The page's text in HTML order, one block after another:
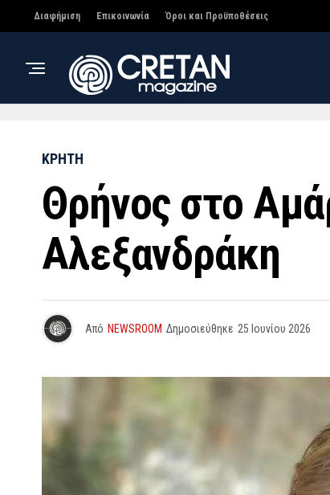
Διαφήμιση Επικοινωνία Όροι και Προϋποθέσεις
ΚΡΗΤΗ
Θρήνος στο
Αλεξανδράκη
Από NEWSROOM Δημοσιεύθηκε 25 Ιουνίου 2026